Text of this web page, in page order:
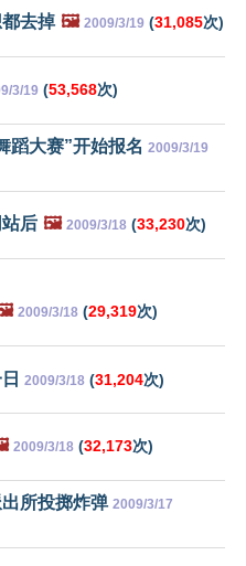
去掉 🖼️ 2009/3/19 (31,085次)
3/19 (53,568次)
蹈大赛”开始报名 2009/3/19
后 🖼️ 2009/3/18 (33,230次)
2009/3/18 (29,319次)
2009/3/18 (31,204次)
2009/3/18 (32,173次)
所投掷炸弹 2009/3/17